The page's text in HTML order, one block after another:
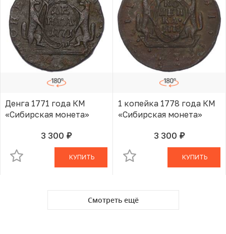
Денга 1771 года КМ
«Сибирская монета»
3 300 руб.
В КОРЗИНЕ
КУПИТЬ
1 копейка 1778 года КМ
«Сибирская монета»
3 300 руб.
В КОРЗИНЕ
КУПИТЬ
Смотреть ещё